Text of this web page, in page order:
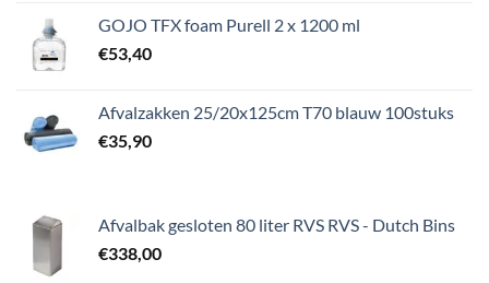
GOJO TFX foam Purell 2 x 1200 ml
€53,40
Afvalzakken 25/20x125cm T70 blauw 100stuks
€35,90
Afvalbak gesloten 80 liter RVS RVS - Dutch Bins
€338,00